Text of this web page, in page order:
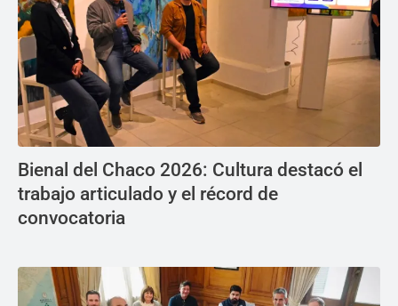
Bienal del Chaco 2026: Cultura destacó el
trabajo articulado y el récord de
convocatoria